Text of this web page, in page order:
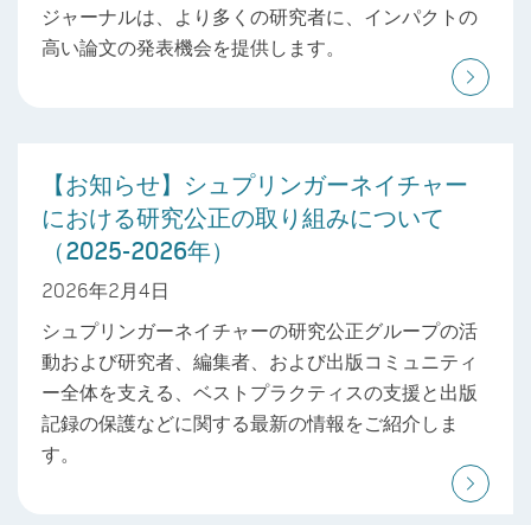
ジャーナルは、より多くの研究者に、インパクトの
高い論文の発表機会を提供します。
【お知らせ】シュプリンガーネイチャー
における研究公正の取り組みについて
（2025-2026年）
2026年2月4日
シュプリンガーネイチャーの研究公正グループの活
動および研究者、編集者、および出版コミュニティ
ー全体を支える、ベストプラクティスの支援と出版
記録の保護などに関する最新の情報をご紹介しま
す。